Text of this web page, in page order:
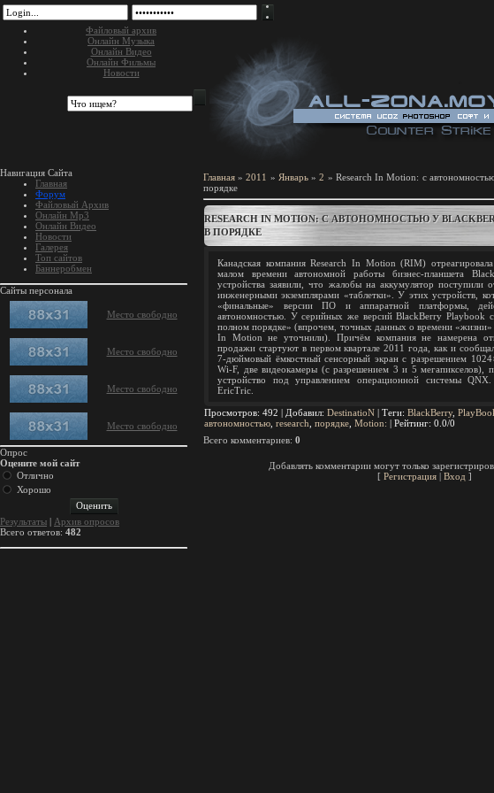
Файловый архив
Онлайн Музыка
Онлайн Видео
Онлайн Фильмы
Новости
Навигация Сайта
Главная
Форум
Файловый Архив
Онлайн Mp3
Онлайн Видео
Новости
Галерея
Топ сайтов
Баннеробмен
Сайты персонала
Место свободно
Место свободно
Место свободно
Место свободно
Опрос
Оцените мой сайт
Отлично
Хорошо
Результаты | Архив опросов
Всего ответов: 482
Главная »2011 » Январь » 2 » Research In Motion: с
порядке
RESEARCH IN MOTION: С АВТОНОМНОСТЬЮ У
В ПОРЯДКЕ
Канадская компания Research In Motion (RIM)
малом времени автономной работы бизнес-планшета
устройства заявили, что жалобы на аккумулятор поступили
инженерными экземплярами «таблетки». У этих устройств,
«финальные» версии ПО и аппаратной платформы,
автономностью. У серийных же версий BlackBerry Playbook
полном порядке» (впрочем, точных данных о времени «жизни»
In Motion не уточнили). Причём компания не намерена
продажи стартуют в первом квартале 2011 года, как и
7-дюймовый ёмкостный сенсорный экран с разрешением
Wi-F, две видеокамеры (с разрешением 3 и 5 мегапикселов),
устройство под управлением операционной системы
EricTric.
Просмотров: 492 | Добавил: DestinatioN | Теги: BlackBerry,
автономностью research порядке Motion: | Рейтинг: 0.0/0
Всего комментариев: 0
Добавлять комментарии могут только
[ Регистрация| Вход ]